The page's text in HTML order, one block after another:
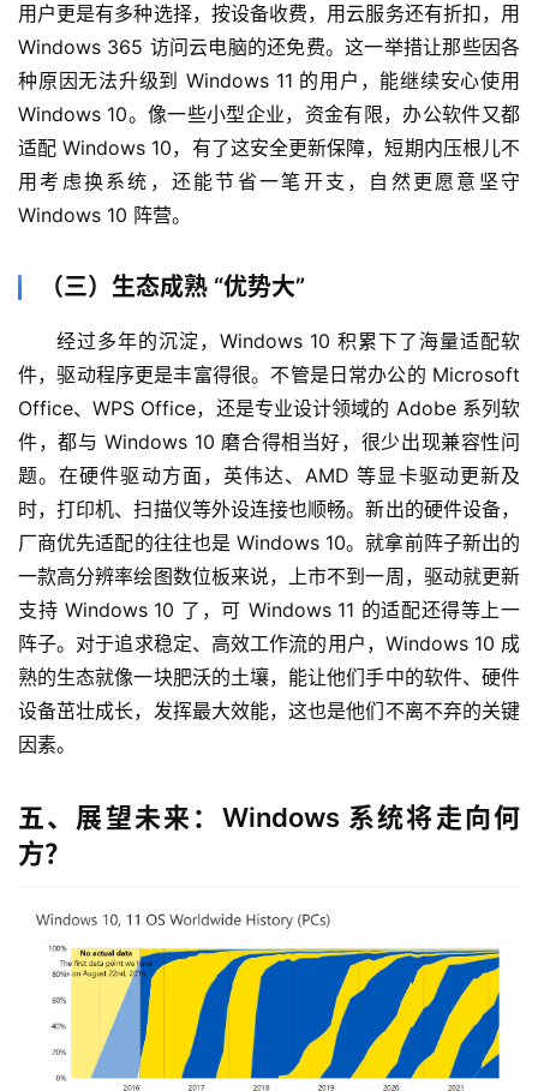
A
I
免
费
课
程
A
课
程
关
于
我
们
用户更是有多种选择，按设备收费，用云服务还有折扣，用
Windows 365 访问云电脑的还免费。这一举措让那些因各
种原因无法升级到 Windows 11 的用户，能继续安心使用
Windows 10。像一些小型企业，资金有限，办公软件又都
适配 Windows 10，有了这安全更新保障，短期内压根儿不
用考虑换系统，还能节省一笔开支，自然更愿意坚守
Windows 10 阵营。
（三）生态成熟 “优势大”
经过多年的沉淀，Windows 10 积累下了海量适配软
件，驱动程序更是丰富得很。不管是日常办公的 Microsoft
Office、WPS Office，还是专业设计领域的 Adobe 系列软
件，都与 Windows 10 磨合得相当好，很少出现兼容性问
题。在硬件驱动方面，英伟达、AMD 等显卡驱动更新及
时，打印机、扫描仪等外设连接也顺畅。新出的硬件设备，
厂商优先适配的往往也是 Windows 10。就拿前阵子新出的
一款高分辨率绘图数位板来说，上市不到一周，驱动就更新
支持 Windows 10 了，可 Windows 11 的适配还得等上一
阵子。对于追求稳定、高效工作流的用户，Windows 10 成
熟的生态就像一块肥沃的土壤，能让他们手中的软件、硬件
设备茁壮成长，发挥最大效能，这也是他们不离不弃的关键
因素。
五、展望未来：Windows 系统将走向何
方？